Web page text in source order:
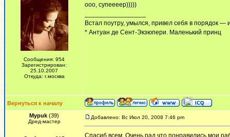
Сообщения: 954
Зарегистрирован:
25.10.2007
Откуда: г.москва
ооо, супеееер)))))
Встал поутру, умылся, привел себя в порядок —
* Антуан де Сент-Экзюпери. Маленький принц
Вернуться к началу
Mypuk (39)
Дред-мастер
Добавлено: Вс Июл 20, 2008 7:46 pm
Спасиб всем. Очень рад что понравились мои